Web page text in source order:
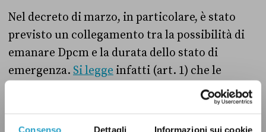
Consenso Dettagli Informazioni sui cookie
Nel decreto di marzo, in particolare, è stato
previsto un collegamento tra la possibilità di
emanare Dpcm e la durata dello stato di
emergenza. Si legge infatti (art. 1) che le
misure necessarie a contrastare la diffusione
dell’epidemia possono essere prese «fino al 31
luglio 2020, termine dello stato di emergenza